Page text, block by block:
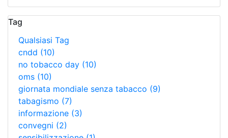
Tag
Qualsiasi Tag
cndd (10)
no tobacco day (10)
oms (10)
giornata mondiale senza tabacco (9)
tabagismo (7)
informazione (3)
convegni (2)